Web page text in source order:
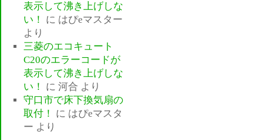
表示して沸き上げしな
い！
に はぴeマスター
より
三菱のエコキュート
C20のエラーコードが
表示して沸き上げしな
い！
に河合 より
守口市で床下換気扇の
取付！
に はぴeマスタ
ー より